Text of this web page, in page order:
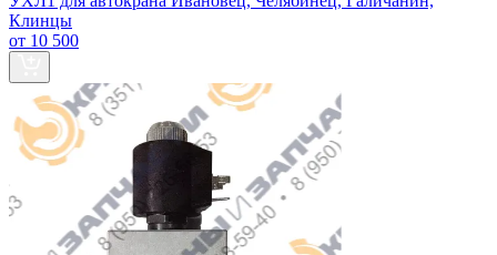
Клинцы
от 10 500